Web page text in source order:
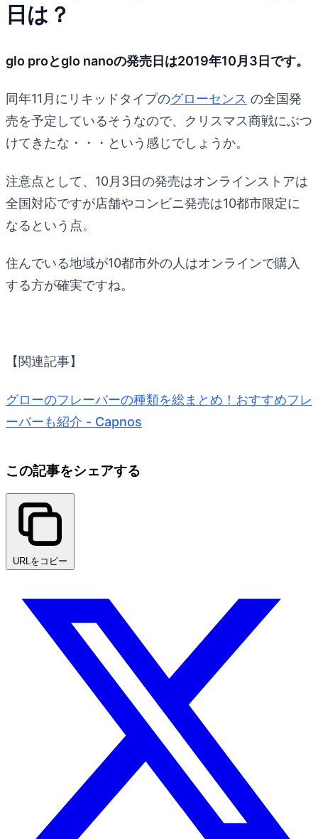
日は？
glo proとglo nanoの発売日は2019年10月3日です。
同年11月にリキッドタイプのグローセンス の全国発
売を予定しているそうなので、クリスマス商戦にぶつ
けてきたな・・・という感じでしょうか。
注意点として、10月3日の発売はオンラインストアは
全国対応ですが店舗やコンビニ発売は10都市限定に
なるという点。
住んでいる地域が10都市外の人はオンラインで購入
する方が確実ですね。
【関連記事】
グローのフレーバーの種類を総まとめ！おすすめフレ
ーバーも紹介 - Capnos
この記事をシェアする
URLをコピー